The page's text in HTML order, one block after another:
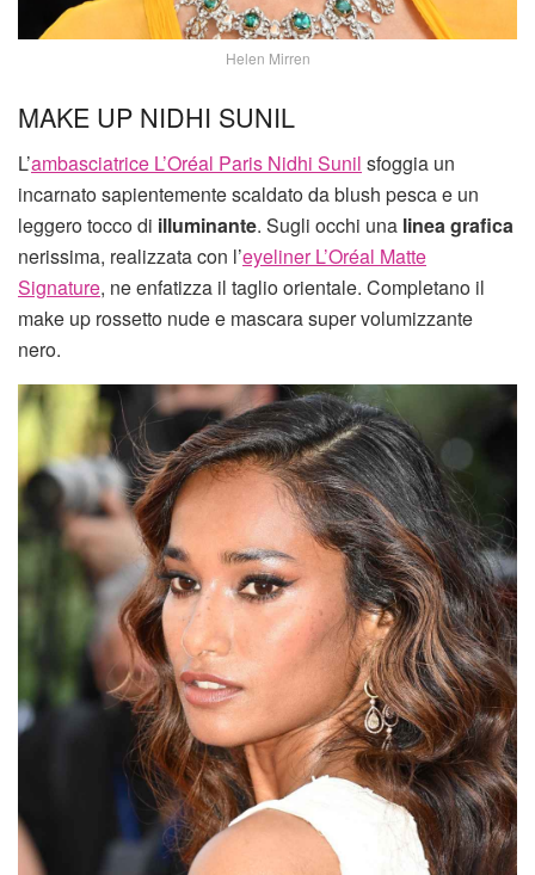
Helen Mirren
MAKE UP NIDHI SUNIL
L’ambasciatrice L’Oréal Paris Nidhi Sunil sfoggia un
incarnato sapientemente scaldato da blush pesca e un
leggero tocco di illuminante. Sugli occhi una linea grafica
nerissima, realizzata con l’eyeliner L’Oréal Matte
Signature, ne enfatizza il taglio orientale. Completano il
make up rossetto nude e mascara super volumizzante
nero.